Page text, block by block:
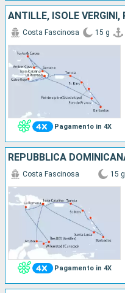
Pagamento in 4X
Costa Fascinosa 15 g
Pagamento in 4X
Costa Fascinosa 15 g